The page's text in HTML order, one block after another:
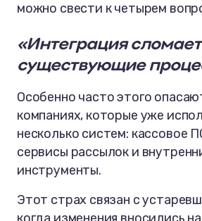
можно свести к четырем
«Интеграция сломает
существующие
Особенно часто этого
компаниях, которые уже
несколько систем: кассовое
сервисы рассылок и
инструменты.
Этот страх связан с